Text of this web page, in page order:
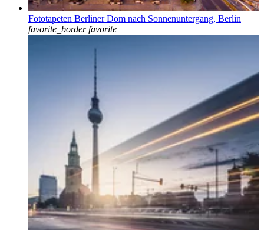
Fototapeten Berliner Dom nach Sonnenuntergang, Berlin
favorite_border favorite